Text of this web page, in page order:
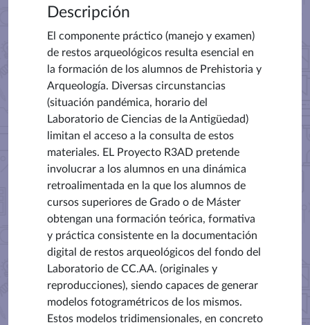
Descripción
El componente práctico (manejo y examen)
de restos arqueológicos resulta esencial en
la formación de los alumnos de Prehistoria y
Arqueología. Diversas circunstancias
(situación pandémica, horario del
Laboratorio de Ciencias de la Antigüedad)
limitan el acceso a la consulta de estos
materiales. EL Proyecto R3AD pretende
involucrar a los alumnos en una dinámica
retroalimentada en la que los alumnos de
cursos superiores de Grado o de Máster
obtengan una formación teórica, formativa
y práctica consistente en la documentación
digital de restos arqueológicos del fondo del
Laboratorio de CC.AA. (originales y
reproducciones), siendo capaces de generar
modelos fotogramétricos de los mismos.
Estos modelos tridimensionales, en concreto